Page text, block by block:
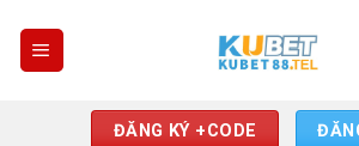
ĐĂNG KÝ +CODE